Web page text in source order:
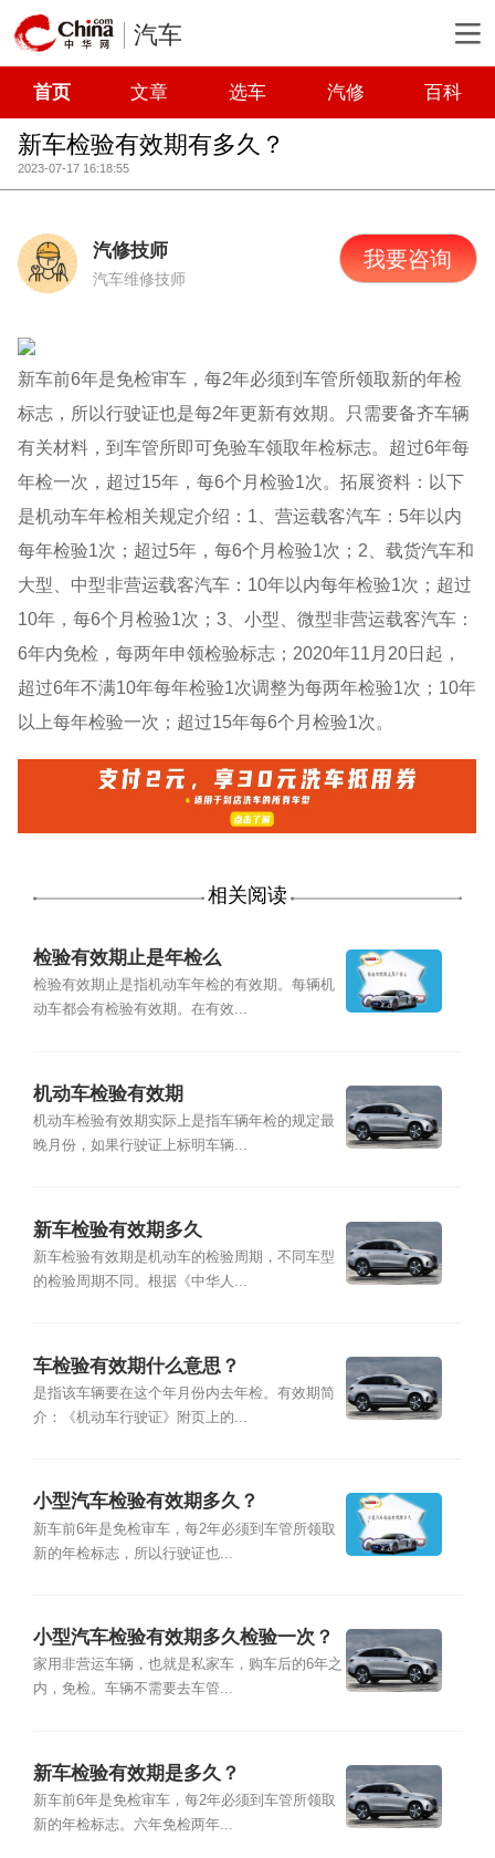
汽车
首页 文章 选车 汽修 百科
新车检验有效期有多久？
2023-07-17 16:18:55
汽修技师
汽车维修技师
我要咨询
新车前6年是免检审车，每2年必须到车管所领取新的年检
标志，所以行驶证也是每2年更新有效期。只需要备齐车辆
有关材料，到车管所即可免验车领取年检标志。超过6年每
年检一次，超过15年，每6个月检验1次。拓展资料：以下
是机动车年检相关规定介绍：1、营运载客汽车：5年以内
每年检验1次；超过5年，每6个月检验1次；2、载货汽车和
大型、中型非营运载客汽车：10年以内每年检验1次；超过
10年，每6个月检验1次；3、小型、微型非营运载客汽车：
6年内免检，每两年申领检验标志；2020年11月20日起，
超过6年不满10年每年检验1次调整为每两年检验1次；10年
以上每年检验一次；超过15年每6个月检验1次。
相关阅读
检验有效期止是年检么
检验有效期止是指机动车年检的有效期。每辆机
动车都会有检验有效期。在有效...
机动车检验有效期
机动车检验有效期实际上是指车辆年检的规定最
晚月份，如果行驶证上标明车辆...
新车检验有效期多久
新车检验有效期是机动车的检验周期，不同车型
的检验周期不同。根据《中华人...
车检验有效期什么意思？
是指该车辆要在这个年月份内去年检。有效期简
介：《机动车行驶证》附页上的...
小型汽车检验有效期多久？
新车前6年是免检审车，每2年必须到车管所领取
新的年检标志，所以行驶证也...
小型汽车检验有效期多久检验一次？
家用非营运车辆，也就是私家车，购车后的6年之
内，免检。车辆不需要去车管...
新车检验有效期是多久？
新车前6年是免检审车，每2年必须到车管所领取
新的年检标志。六年免检两年...